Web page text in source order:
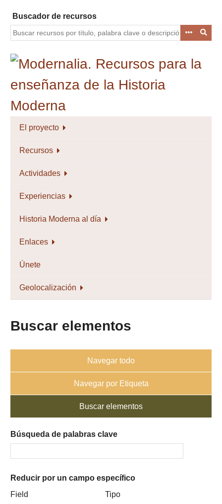
contenido
principal
Buscador de recursos
El proyecto
Recursos
Actividades
Experiencias
Historia Moderna al día
Enlaces
Únete
Geolocalización
Buscar elementos
Navegar todo
Navegar por Etiqueta
Buscar elementos
Búsqueda de palabras clave
of
Reducir por un campo específico
Campo
Tipo
Términos
Ensamblador
Field Tipo